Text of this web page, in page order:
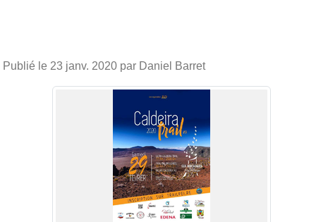
Publié le 23 janv. 2020 par Daniel Barret